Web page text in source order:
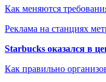
Как меняются
Реклама на станциях
Starbucks оказался в
Как правильно